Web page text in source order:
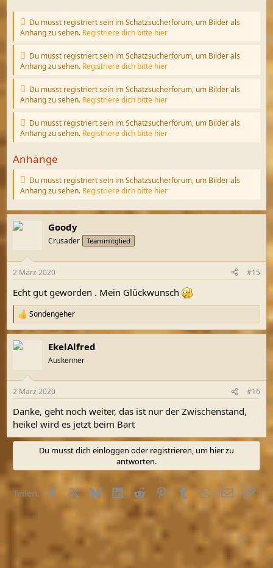
Du musst registriert sein im Schatzsucherforum, um Bilder als
Anhang zu sehen. Registriere dich bitte hier
Du musst registriert sein im Schatzsucherforum, um Bilder als
Anhang zu sehen. Registriere dich bitte hier
Du musst registriert sein im Schatzsucherforum, um Bilder als
Anhang zu sehen. Registriere dich bitte hier
Du musst registriert sein im Schatzsucherforum, um Bilder als
Anhang zu sehen. Registriere dich bitte hier
Anhänge
Du musst registriert sein im Schatzsucherforum, um Bilder als
Anhang zu sehen. Registriere dich bitte hier
Goody
Crusader Teammitglied
2 März 2020 #15
Echt gut geworden . Mein Glückwunsch
R
e
a
k
e
:
Sondengeher
EkelAlfred
Auskenner
2 März 2020 #16
Danke, geht noch weiter, das ist nur der Zwischenstand,
heikel wird es jetzt beim Bart
Du musst dich einloggen oder registrieren, um hier zu
antworten.
Teilen: Facebook
X (Twitter)
BlueskyLinkedInReddit Pinterest
TumblrWhatsApp
E-MailLink